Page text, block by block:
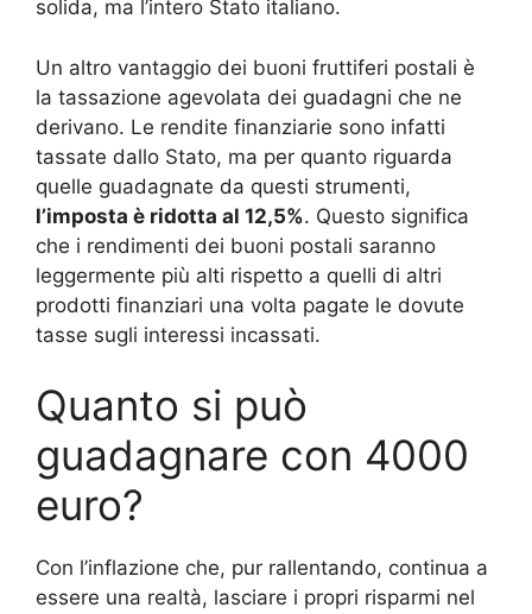
solida, ma l’intero Stato italiano.
Un altro vantaggio dei buoni fruttiferi postali è
la tassazione agevolata dei guadagni che ne
derivano. Le rendite finanziarie sono infatti
tassate dallo Stato, ma per quanto riguarda
quelle guadagnate da questi strumenti,
l’imposta è ridotta al 12,5%. Questo significa
che i rendimenti dei buoni postali saranno
leggermente più alti rispetto a quelli di altri
prodotti finanziari una volta pagate le dovute
tasse sugli interessi incassati.
Quanto si può
guadagnare con 4000
euro?
Con l’inflazione che, pur rallentando, continua a
essere una realtà, lasciare i propri risparmi nel